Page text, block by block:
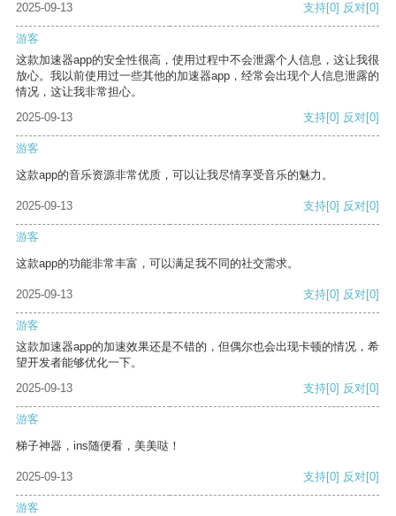
2025-09-13 支持[0] 反对[0]
游客
这款加速器app的安全性很高，使用过程中不会泄露个人信息，这让我很
放心。我以前使用过一些其他的加速器app，经常会出现个人信息泄露的
情况，这让我非常担心。
2025-09-13
支持[0] 反对[0]
游客
这款app的音乐资源非常优质，可以让我尽情享受音乐的魅力。
2025-09-13 支持[0] 反对[0]
游客
这款app的功能非常丰富，可以满足我不同的社交需求。
2025-09-13 支持[0] 反对[0]
游客
这款加速器app的加速效果还是不错的，但偶尔也会出现卡顿的情况，希
望开发者能够优化一下。
2025-09-13
支持[0] 反对[0]
游客
梯子神器，ins随便看，美美哒！
2025-09-13 支持[0] 反对[0]
游客